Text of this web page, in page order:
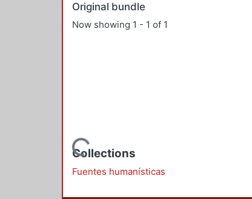
Original bundle
Now showing 1 - 1 of 1
Loading...
Collections
Fuentes humanísticas